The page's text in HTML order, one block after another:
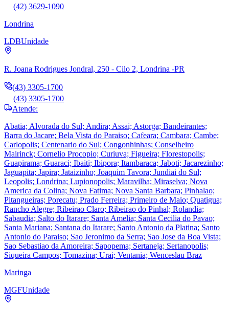
(42) 3629-1090
Londrina
LDBUnidade
R. Joana Rodrigues Jondral, 250 - Cilo 2, Londrina -PR
(43) 3305-1700
(43) 3305-1700
Atende:
Abatia; Alvorada do Sul; Andira; Assai; Astorga; Bandeirantes;
Barra do Jacare; Bela Vista do Paraiso; Cafeara; Cambara; Cambe;
Carlopolis; Centenario do Sul; Congonhinhas; Conselheiro
Mairinck; Cornelio Procopio; Curiuva; Figueira; Florestopolis;
Guapirama; Guaraci; Ibaiti; Ibipora; Itambaraca; Jaboti; Jacarezinho;
Jaguapita; Japira; Jataizinho; Joaquim Tavora; Jundiai do Sul;
Leopolis; Londrina; Lupionopolis; Maravilha; Miraselva; Nova
America da Colina; Nova Fatima; Nova Santa Barbara; Pinhalao;
Pitangueiras; Porecatu; Prado Ferreira; Primeiro de Maio; Quatigua;
Rancho Alegre; Ribeirao Claro; Ribeirao do Pinhal; Rolandia;
Sabaudia; Salto do Itarare; Santa Amelia; Santa Cecilia do Pavao;
Santa Mariana; Santana do Itarare; Santo Antonio da Platina; Santo
Antonio do Paraiso; Sao Jeronimo da Serra; Sao Jose da Boa Vista;
Sao Sebastiao da Amoreira; Sapopema; Sertaneja; Sertanopolis;
Siqueira Campos; Tomazina; Urai; Ventania; Wenceslau Braz
Maringa
MGFUnidade